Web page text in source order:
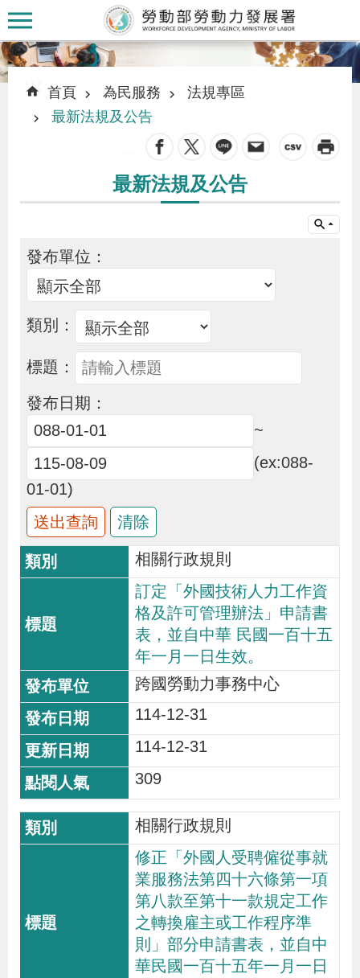
跳到主要內容區塊
訊
息
布
為
民
務
業
務
區
上
申
辦
宣
導
專
相
關
:::
::: 首頁 為民服務
法規專區
最新法規及公告
最新法規及公告
發布單位：
類別：
標題：
發布日期：
~
(ex:088-
01-01)
相關行政規則
訂定「外國技術人力工作資
格及許可管理辦法」申請書
表，並自中華 民國一百十五
年一月一日生效。
跨國勞動力事務中心
114-12-31
114-12-31
309
相關行政規則
修正「外國人受聘僱從事就
業服務法第四十六條第一項
第八款至第十一款規定工作
之轉換雇主或工作程序準
則」部分申請書表，並自中
華民國一百十五年一月一日